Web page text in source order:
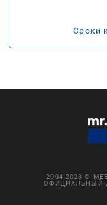
Сроки
2004-2023 ©
ОФИЦИАЛЬНЫЙ